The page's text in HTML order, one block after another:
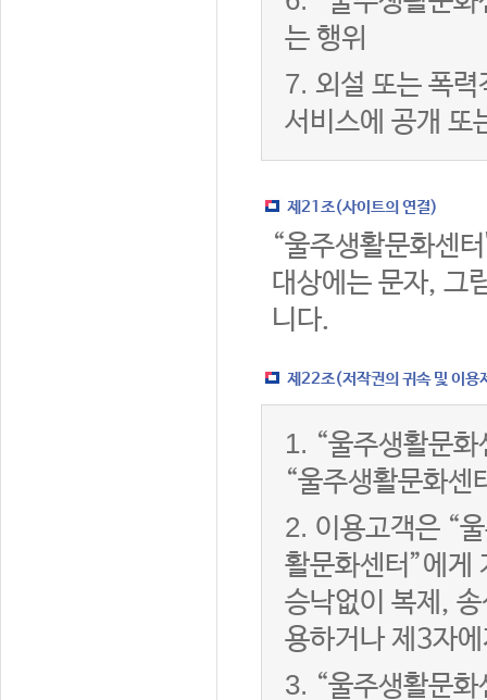
는 행위
7. 외설 또는 폭
서비스에 공개 또
제21조(사이트의 연결)
“울주생활문화센
대상에는 문자, 그
니다.
제22조(저작권의 귀속 및 이용
1. “울주생활문
“울주생활문화센
2. 이용고객은 “
활문화센터”에게
승낙없이 복제,
용하거나 제3자
3. “울주생활문